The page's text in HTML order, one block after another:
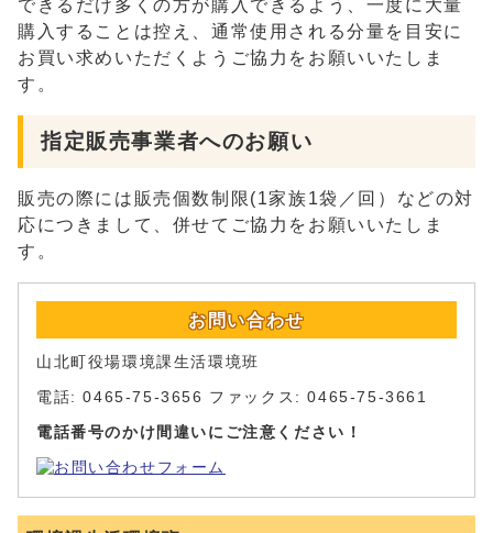
できるだけ多くの方が購入できるよう、一度に大量
購入することは控え、通常使用される分量を目安に
お買い求めいただくようご協力をお願いいたしま
す。
指定販売事業者へのお願い
販売の際には販売個数制限(1家族1袋／回）などの対
応につきまして、併せてご協力をお願いいたしま
す。
お問い合わせ
山北町役場環境課生活環境班
電話: 0465-75-3656 ファックス: 0465-75-3661
電話番号のかけ間違いにご注意ください！